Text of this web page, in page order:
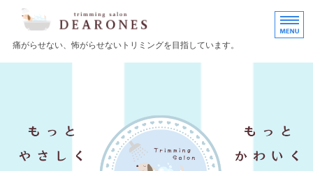
小型犬のトリミングサ
痛がらせない、怖がらせないトリミングを目指しています。
店舗情報
イベント情報